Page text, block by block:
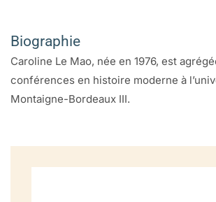
Le troisième Parlement de France?
Aux origines du Parlement de Bordeaux
Juger, enregistrer, administrer: les
Biographie
Caroline Le Mao, née en 1976, est
conférences en histoire moderne à
Montaigne-Bordeaux III.